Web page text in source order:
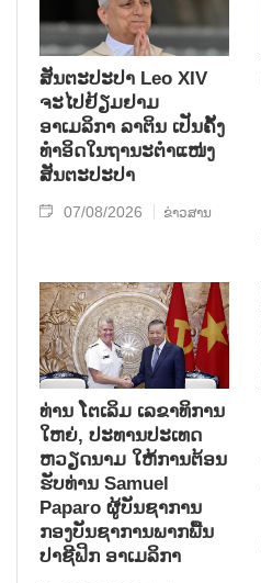
ສັນຕະປະປາ Leo XIV
ຈະໄປຢ້ຽມຢາມ
ອາເມລິກາ ລາຕິນ ເປັນຄັ້ງ
ທຳອິດໃນຖານະຕຳແໜ່ງ
ສັນຕະປະປາ
07/08/2026 ຂ່າວສານ
ທ່ານ ໂຕ​ເລິມ ເລ​ຂາ​ທິ​ການ​
ໃຫຍ່, ປະ​ທານ​ປະ​ເທດ ​
ຫວຽດ​ນາມ ໃຫ້​ການ​ຕ້ອນ​
ຮັບ​ທ່ານ Samuel
Paparo ຜູ້​ບັນ​ຊາ​ການ
ກອງ​ບັນ​ຊາ​ການພາກ​ພື້ນ​
ປາ​ຊີ​ຟິກ ອາ​ເມ​ລິ​ກາ